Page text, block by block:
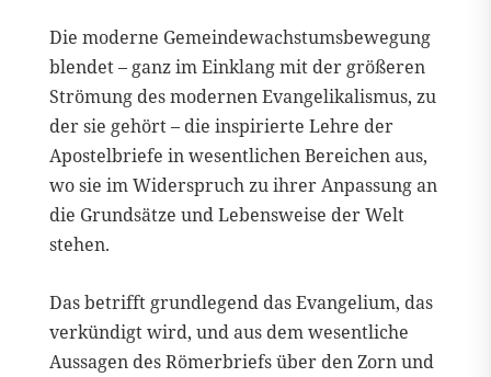
Die moderne Gemeindewachstumsbewegung
blendet – ganz im Einklang mit der größeren
Strömung des modernen Evangelikalismus, zu
der sie gehört – die inspirierte Lehre der
Apostelbriefe in wesentlichen Bereichen aus,
wo sie im Widerspruch zu ihrer Anpassung an
die Grundsätze und Lebensweise der Welt
stehen.
Das betrifft grundlegend das Evangelium, das
verkündigt wird, und aus dem wesentliche
Aussagen des Römerbriefs über den Zorn und